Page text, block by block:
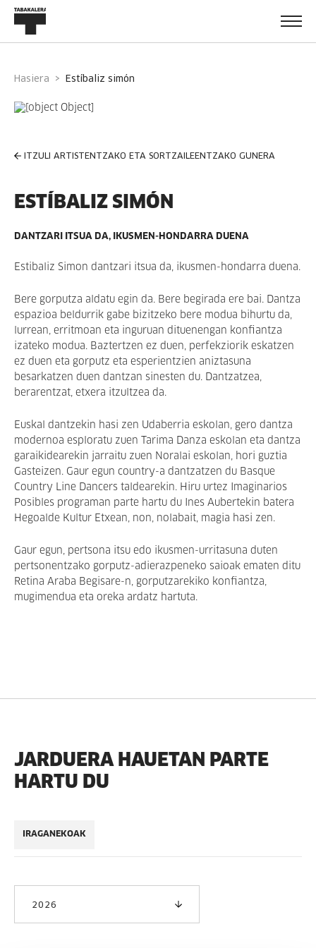
Hasiera estíbaliz simón
ITZULI ARTISTENTZAKO ETA SORTZAILEENTZAKO GUNERA
ESTÍBALIZ SIMÓN
DANTZARI ITSUA DA, IKUSMEN-HONDARRA DUENA
Estibaliz Simon dantzari itsua da, ikusmen-hondarra duena.
Bere gorputza aldatu egin da. Bere begirada ere bai. Dantza
espazioa beldurrik gabe bizitzeko bere modua bihurtu da,
lurrean, erritmoan eta inguruan dituenengan konfiantza
izateko modua. Baztertzen ez duen, perfekziorik eskatzen
ez duen eta gorputz eta esperientzien aniztasuna
besarkatzen duen dantzan sinesten du. Dantzatzea,
berarentzat, etxera itzultzea da.
Euskal dantzekin hasi zen Udaberria eskolan, gero dantza
modernoa esploratu zuen Tarima Danza eskolan eta dantza
garaikidearekin jarraitu zuen Noralai eskolan, hori guztia
Gasteizen. Gaur egun country-a dantzatzen du Basque
Country Line Dancers taldearekin. Hiru urtez Imaginarios
Posibles programan parte hartu du Ines Aubertekin batera
Hegoalde Kultur Etxean, non, nolabait, magia hasi zen.
Gaur egun, pertsona itsu edo ikusmen-urritasuna duten
pertsonentzako gorputz-adierazpeneko saioak ematen ditu
Retina Araba Begisare-n, gorputzarekiko konfiantza,
mugimendua eta oreka ardatz hartuta.
JARDUERA HAUETAN PARTE
HARTU DU
IRAGANEKOAK
2026